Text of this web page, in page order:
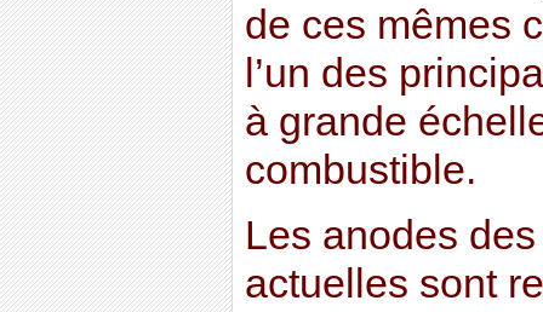
de ces mêmes
l’un des
à grande
combustible.
Les anodes
actuelles sont